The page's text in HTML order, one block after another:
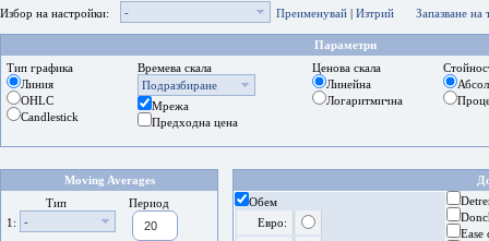
Избор на настройки: - Преименувай | Изтрий Запазване на
Параметри
Тип графика
Линия
OHLC
Candlestick
Времева скала
Подразбиране
Мрежа
Предходна цена
Ценова скала
Линейна
Логаритмична
Moving Averages
Тип
Период
1:
-
Обем
Евро:
Ease